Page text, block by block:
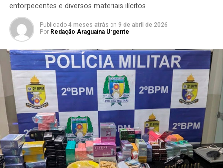
entorpecentes e diversos materiais ilícitos
Publicado 4 meses atrás on 9 de abril de 2026
Por Redação Araguaina Urgente